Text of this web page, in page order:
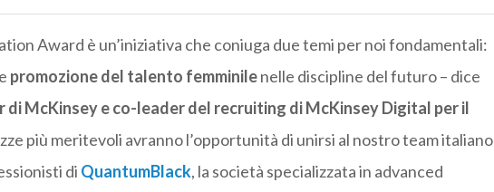
Award è un’iniziativa che coniuga due temi per noi fondamentali:
promozione del talento femminilenelle discipline del futuro – dice
di McKinsey e co-leader del recruiting di McKinsey Digital per il
più meritevoli avranno l’opportunità di unirsi al nostro team italiano
di QuantumBlack, la società specializzata in advanced